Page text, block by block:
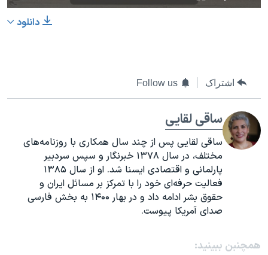
دانلود
اشتراک Follow us
ساقی لقایی
ساقی لقایی پس از چند سال همکاری با روزنامه‌های
مختلف، در سال ۱۳۷۸ خبرنگار و سپس سردبیر
پارلمانی و اقتصادی ایسنا شد. او از سال ۱۳۸۵
فعالیت حرفه‌ای خود را با تمرکز بر مسائل ایران و
حقوق بشر ادامه داد و در بهار ۱۴۰۰ به بخش فارسی
صدای آمریکا پیوست.
همچنبن ببینید: